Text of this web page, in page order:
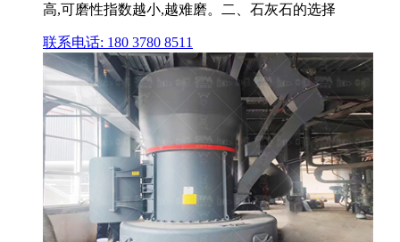
高,可磨性指数越小,越难磨。二、石灰石的选择
联系电话: 180 3780 8511